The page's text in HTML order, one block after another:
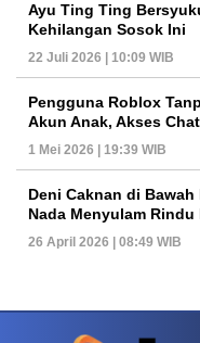
Ayu Ting Ting
Kehilangan Sosok Ini
22 Juli 2026 | 10:09 WIB
Pengguna Roblox
Akun Anak, Akses
1 Mei 2026 | 19:39 WIB
Deni Caknan di
Nada Menyulam
26 April 2026 | 08:49 WIB
PETIR800 LOGIN